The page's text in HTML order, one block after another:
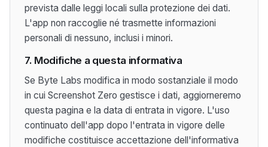
prevista dalle leggi locali sulla protezione dei dati.
L'app non raccoglie né trasmette informazioni
personali di nessuno, inclusi i minori.
7. Modifiche a questa informativa
Se Byte Labs modifica in modo sostanziale il modo
in cui Screenshot Zero gestisce i dati, aggiorneremo
questa pagina e la data di entrata in vigore. L'uso
continuato dell'app dopo l'entrata in vigore delle
modifiche costituisce accettazione dell'informativa